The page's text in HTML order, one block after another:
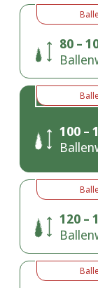
80 –
100 –
120 –